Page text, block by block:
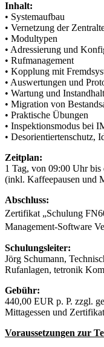
Inhalt:
• Systemaufbau
• Vernetzung der
• Modultypen
• Adressierung und
• Rufmanagement
• Kopplung mit
• Auswertungen und
• Wartung und
• Migration von
• Praktische Übungen
• Inspektionsmodus bei
• Desorientiertenschutz,
Zeitplan:
1 Tag, von 09:00 Uhr bis
(inkl. Kaffeepausen und
Abschluss:
Zertifikat „Schulung
Management-Software
Schulungsleiter:
Jörg Schumann,
Rufanlagen, tetronik
Gebühr:
440,00 EUR p. P. zzgl.
Mittagessen und Zertifikat
Voraussetzungen zur